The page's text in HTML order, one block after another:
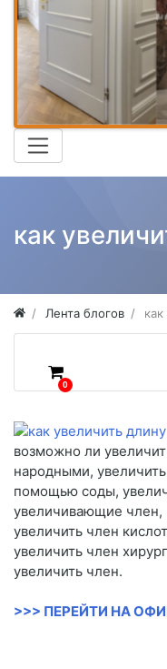
как
Лента блогов
0
возможно ли
народными,
помощью соды,
увеличивающие член,
увеличить член
увеличить член
увеличить член.
>>> ПЕРЕЙТИ НА